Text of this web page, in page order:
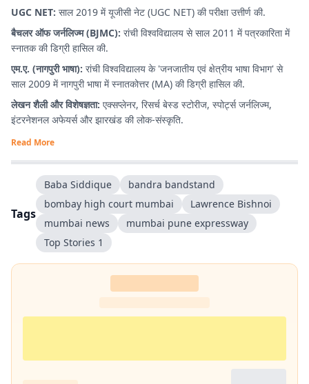
UGC NET: साल 2019 में यूजीसी नेट (UGC NET) की परीक्षा उत्तीर्ण की.
बैचलर ऑफ जर्नलिज्म (BJMC): रांची विश्वविद्यालय से साल 2011 में पत्रकारिता में
स्नातक की डिग्री हासिल की.
एम.ए. (नागपुरी भाषा): रांची विश्वविद्यालय के 'जनजातीय एवं क्षेत्रीय भाषा विभाग' से
साल 2009 में नागपुरी भाषा में स्नातकोत्तर (MA) की डिग्री हासिल की.
लेखन शैली और विशेषज्ञता: एक्सप्लेनर, रिसर्च बेस्ड स्टोरीज, स्पोर्ट्स जर्नलिज्म,
इंटरनेशनल अफेयर्स और झारखंड की लोक-संस्कृति.
Read More
Tags
Baba Siddique
bandra bandstand
bombay high court mumbai
Lawrence Bishnoi
mumbai news
mumbai pune expressway
Top Stories 1